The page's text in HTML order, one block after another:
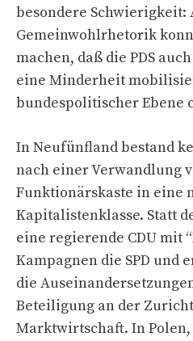
besondere Schwierigkeit:
Gemeinwohlrhetorik
machen, daß die PDS
eine Minderheit
bundespolitischer Ebene
In Neufünfland bestand
nach einer Verwandlung
Funktionärskaste in eine
Kapitalistenklasse. Statt
eine regierende CDU mit
Kampagnen die SPD und
die
Beteiligung an der
Marktwirtschaft. In